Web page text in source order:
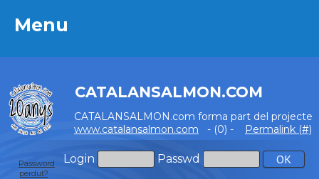
Menu
CATALANSALMON.COM
CATALANSALMON.com forma part del projecte
www.catalansalmon.com - (0) - Permalink (#)
Login Passwd
Password
perdut?
Menu